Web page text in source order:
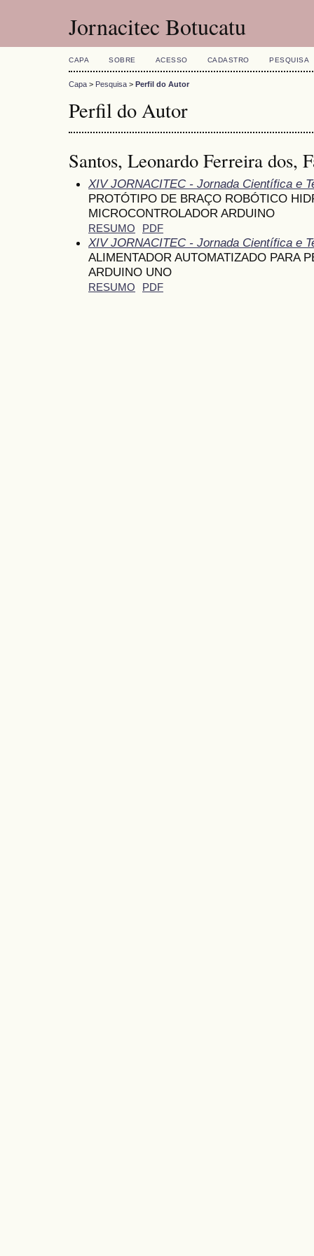
Jornacitec Botucatu
CAPA SOBRE ACESSO CADASTRO PESQUISA
Capa > Pesquisa > Perfil do Autor
Perfil do Autor
Santos, Leonardo Ferreira dos,
XIV JORNACITEC - Jornada Científica e
PROTÓTIPO DE BRAÇO ROBÓTICO
MICROCONTROLADOR ARDUINO
RESUMO PDF
XIV JORNACITEC - Jornada Científica e
ALIMENTADOR AUTOMATIZADO PARA
ARDUINO UNO
RESUMO PDF